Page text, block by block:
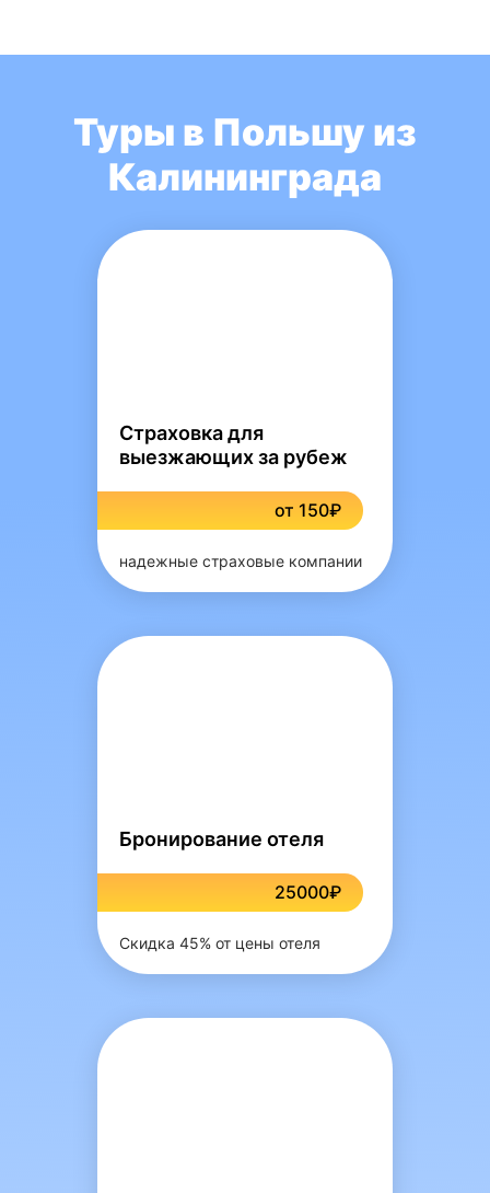
Туры в Польшу из
Калининграда
Страховка для
выезжающих за рубеж
от 150₽
надежные страховые компании
Бронирование отеля
25000₽
Скидка 45% от цены отеля